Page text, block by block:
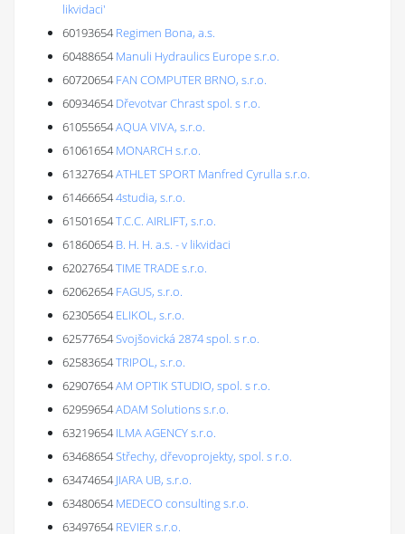
likvidaci'
60193654 Regimen Bona, a.s.
60488654 Manuli Hydraulics Europe s.r.o.
60720654 FAN COMPUTER BRNO, s.r.o.
60934654 Dřevotvar Chrast spol. s r.o.
61055654AQUA VIVA, s.r.o.
61061654 MONARCH s.r.o.
61327654ATHLET SPORT Manfred Cyrulla s.r.o.
614666544studia, s.r.o.
61501654T.C.C. AIRLIFT, s.r.o.
61860654 B. H. H. a.s. - v likvidaci
62027654TIME TRADE s.r.o.
62062654 FAGUS, s.r.o.
62305654 ELIKOL, s.r.o.
62577654Svojšovická 2874 spol. s r.o.
62583654TRIPOL, s.r.o.
62907654AM OPTIK STUDIO, spol. s r.o.
62959654ADAM Solutions s.r.o.
63219654 ILMA AGENCY s.r.o.
63468654Střechy, dřevoprojekty, spol. s r.o.
63474654 JIARA UB, s.r.o.
63480654 MEDECO consulting s.r.o.
63497654 REVIER s.r.o.